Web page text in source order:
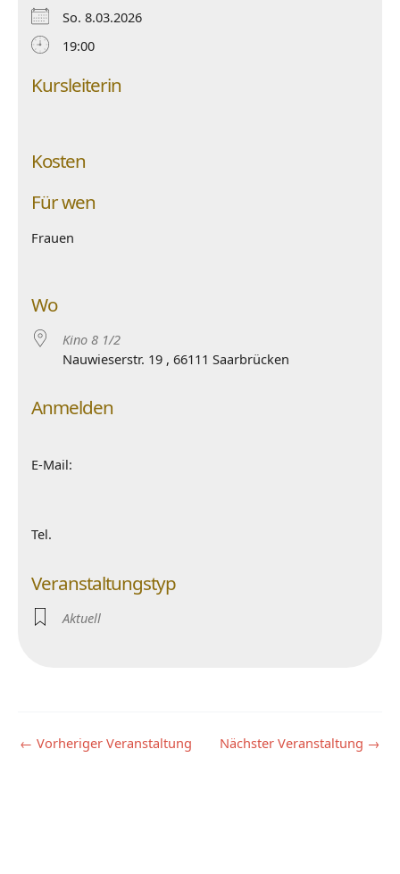
So. 8.03.2026
19:00
Kursleiterin
Kosten
Für wen
Frauen
Wo
Kino 8 1/2
Nauwieserstr. 19 , 66111 Saarbrücken
Anmelden
E-Mail:
Tel.
Veranstaltungstyp
Aktuell
← Vorheriger Veranstaltung Nächster Veranstaltung →